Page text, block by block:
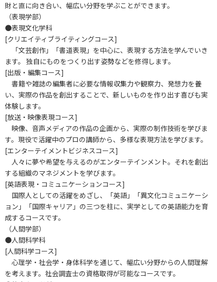
財と直に向き合い、幅広い分野を学ぶことができます。
（表現学部）
●表現文化学科
[クリエイティブライティングコース]
「文芸創作」「書道表現」を中心に、表現する方法を学んでいき
ます。 独自にものをつくり出す姿勢などを修得します。
[出版・編集コース]
書籍や雑誌の編集者に必要な情報収集力や観察力、発想力を養
い、実際の作品を創出することで、新しいものを作り出す喜びも実
体験します。
[放送・映像表現コース]
映像、音声メディアの作品の企画から、実際の制作技術を学びま
す。現役で活躍中のプロの講師から、多様な表現方法を学びます。
[エンターテイメントビジネスコース]
人々に夢や希望を与えるのがエンターテインメント。それを創出
する組織のマネジメントを学びます。
[英語表現・コミュニケーションコース]
国際人としての活躍をめざし、「英語」「異文化コミュニケーシ
ョン」「国際キャリア」の三つを柱に、実学としての英語能力を育
成するコースです。
（人間学部）
●人間科学科
[人間科学コース]
心理学・社会学・身体科学を通じて、幅広い分野からの人間理解
を考えます。社会調査士の資格取得が可能なコースです。